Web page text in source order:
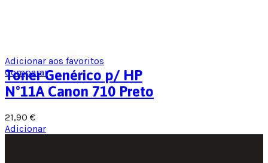
Adicionar aos favoritos
Comparar
Toner Genérico p/ HP
Nº11A Canon 710 Preto
21,90 €
Adicionar